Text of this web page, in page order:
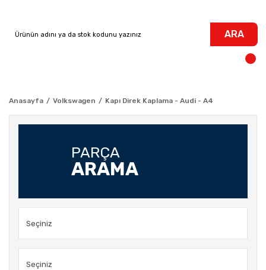
ARA
Anasayfa Volkswagen Kapı Direk Kaplama - Audi - A4
PARÇA
ARAMA